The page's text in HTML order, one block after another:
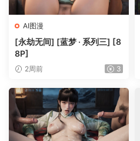
AI图漫
[永劫无间] [蓝梦 · 系列三] [8
8P]
2周前 3